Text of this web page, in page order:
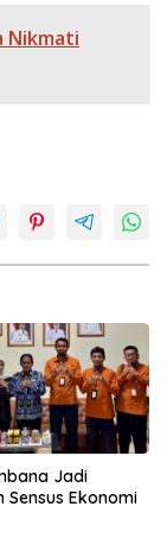
Nikmati
Jadi
Sensus Ekonomi